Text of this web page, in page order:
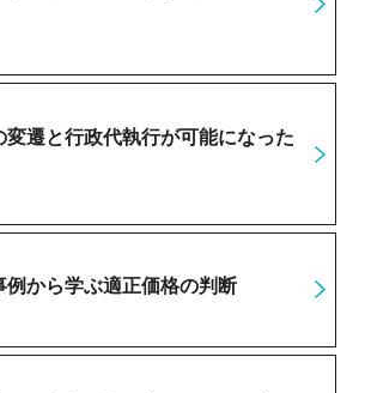
変遷と行政代執行が可能になった
例から学ぶ適正価格の判断